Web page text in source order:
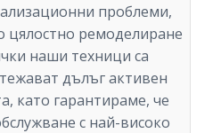
проблеми,
цялостно ремоделиране
наши техници са
дълъг активен
като гарантираме, че
с най-високо